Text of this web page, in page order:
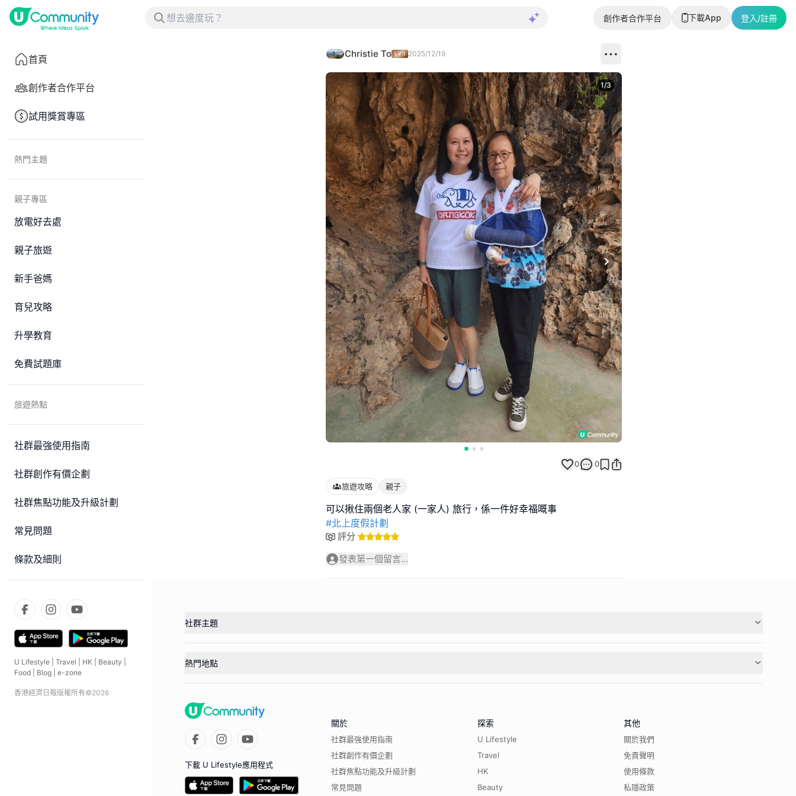
創作者合作平台 下載App 登入/註冊
首頁
創作者合作平台
試用獎賞專區
熱門主題
親子專區
放電好去處
親子旅遊
新手爸媽
育兒攻略
升學教育
免費試題庫
旅遊熱點
社群最強使用指南
社群創作有價企劃
社群焦點功能及升級計劃
常見問題
條款及細則
U Lifestyle Travel HK Beauty
Food
Blog e-zone
香港經濟日報版權所有©2026
Christie To 2025/12/19
Next slide
1/3
0 0
旅遊攻略 親子
#北上度假計劃
評分
發表第一個留言...
社群主題
熱門地點
下載 U Lifestyle應用程式
關於
社群最強使用指南
社群創作有價企劃
社群焦點功能及升級計劃
常見問題
探索
U Lifestyle
Travel
HK
Beauty
其他
關於我們
免責聲明
使用條款
私隱政策